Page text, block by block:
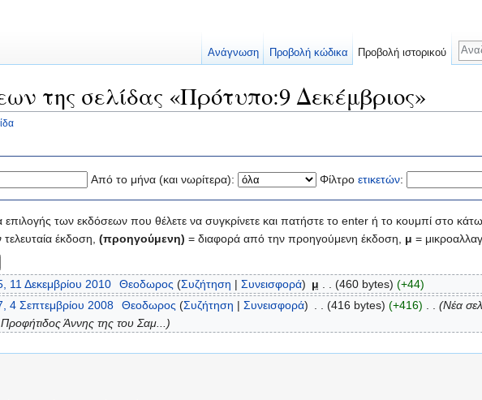
της σελίδας «Πρότυπο:9 Δεκέμβριος»
Από το μήνα (και νωρίτερα): Φίλτρο ετικετών:
των εκδόσεων που θέλετε να συγκρίνετε και πατήστε το enter ή το κουμπί στο
έκδοση, (προηγούμενη) = διαφορά από την προηγούμενη έκδοση, μ =
11 Δεκεμβρίου 2010 Θεοδωρος (Συζήτηση | Συνεισφορά) μ (460 bytes) (+44)
4 Σεπτεμβρίου 2008 Θεοδωρος (Συζήτηση | Συνεισφορά) (416 bytes) (+416)
(Νέα
Άννης της του Σαμ...)
Ανάγνωση Προβολή κώδικα Προβολή ιστορικού